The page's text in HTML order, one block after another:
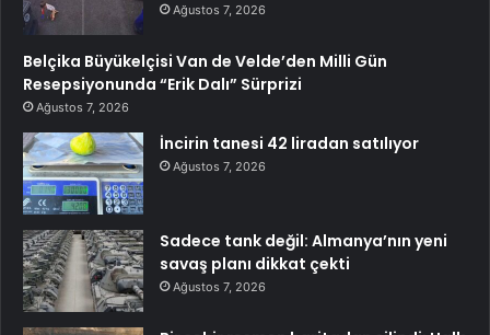
Ağustos 7, 2026
Belçika Büyükelçisi Van de Velde’den Milli Gün
Resepsiyonunda “Erik Dalı” Sürprizi
Ağustos 7, 2026
İncirin tanesi 42 liradan satılıyor
Ağustos 7, 2026
Sadece tank değil: Almanya’nın yeni
savaş planı dikkat çekti
Ağustos 7, 2026